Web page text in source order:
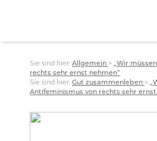
Sie sind hier: Allgemein > „Wir
rechts sehr ernst nehmen“
Sie sind hier: Gut zusammenleben >
Antifeminismus von rechts sehr ernst